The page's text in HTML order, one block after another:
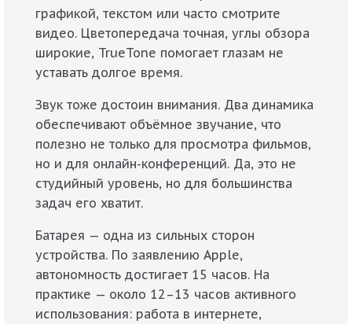
графикой, текстом или часто смотрите
видео. Цветопередача точная, углы обзора
широкие, TrueTone помогает глазам не
уставать долгое время.
Звук тоже достоин внимания. Два динамика
обеспечивают объёмное звучание, что
полезно не только для просмотра фильмов,
но и для онлайн-конференций. Да, это не
студийный уровень, но для большинства
задач его хватит.
Батарея — одна из сильных сторон
устройства. По заявлению Apple,
автономность достигает 15 часов. На
практике — около 12–13 часов активного
использования: работа в интернете,